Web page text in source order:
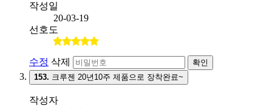
작성일
20-03-19
선호도
수정 삭제
확인
153. 크루젠 20년10주 제품으로 장착완료~
작성자